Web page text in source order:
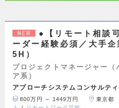
NEW
●【リモート相談
ーダー経験必須／大手
5H）
プロジェクトマネージャー（
ア系）
アプローチシステムコンサルテ
800万円 ～ 1449万円 東京都